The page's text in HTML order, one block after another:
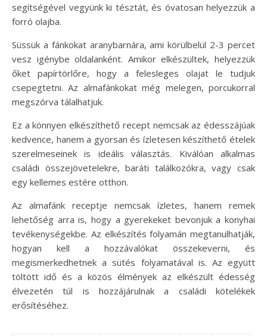
segítségével vegyünk ki tésztát, és óvatosan helyezzük a
forró olajba.
Süssük a fánkokat aranybarnára, ami körülbelül 2-3 percet
vesz igénybe oldalanként. Amikor elkészültek, helyezzük
őket papírtörlőre, hogy a felesleges olajat le tudjuk
csepegtetni. Az almafánkokat még melegen, porcukorral
megszórva tálalhatjuk.
Ez a könnyen elkészíthető recept nemcsak az édesszájúak
kedvence, hanem a gyorsan és ízletesen készíthető ételek
szerelmeseinek is ideális választás. Kiválóan alkalmas
családi összejövetelekre, baráti találkozókra, vagy csak
egy kellemes estére otthon.
Az almafánk receptje nemcsak ízletes, hanem remek
lehetőség arra is, hogy a gyerekeket bevonjuk a konyhai
tevékenységekbe. Az elkészítés folyamán megtanulhatják,
hogyan kell a hozzávalókat összekeverni, és
megismerkedhetnek a sütés folyamatával is. Az együtt
töltött idő és a közös élmények az elkészült édesség
élvezetén túl is hozzájárulnak a családi kötelékek
erősítéséhez.